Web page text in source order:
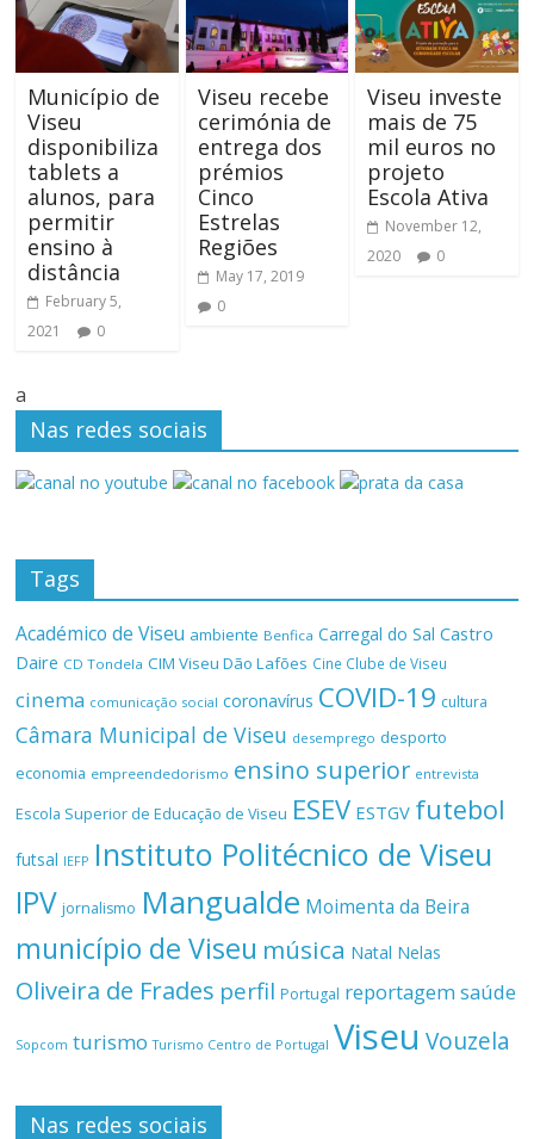
Município de
Viseu
disponibiliza
tablets a
alunos, para
permitir
ensino à
distância
February 5,
2021
0
Viseu recebe
cerimónia de
entrega dos
prémios
Cinco
Estrelas
Regiões
May 17, 2019
0
Viseu investe
mais de 75
mil euros no
projeto
Escola Ativa
November 12,
2020
0
a
Nas redes sociais
Tags
Académico de Viseu ambiente Benfica Carregal do Sal Castro
Daire CD Tondela CIM Viseu Dão Lafões Cine Clube de Viseu
cinema comunicação social coronavírus COVID-19 cultura
Câmara Municipal de Viseu desemprego desporto
economia empreendedorismo ensino superior entrevista
Escola Superior de Educação de Viseu ESEV ESTGV futebol
futsal IEFP Instituto Politécnico de Viseu
IPV jornalismo Mangualde Moimenta da Beira
município de Viseu música Natal Nelas
Oliveira de Frades perfil Portugal reportagemsaúde
Sopcom turismo Turismo Centro de Portugal Viseu Vouzela
Nas redes sociais